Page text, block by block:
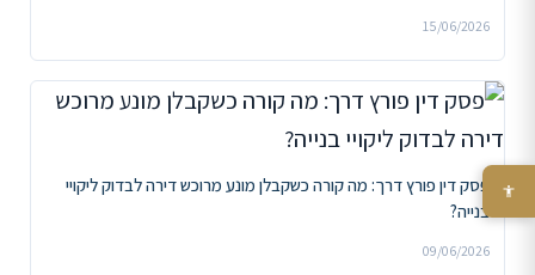
15/06/2026
פסק דין פורץ דרך: מה קורה כשקבלן מונע מרוכש דירה לבדוק ליקויי
בנייה?
09/06/2026